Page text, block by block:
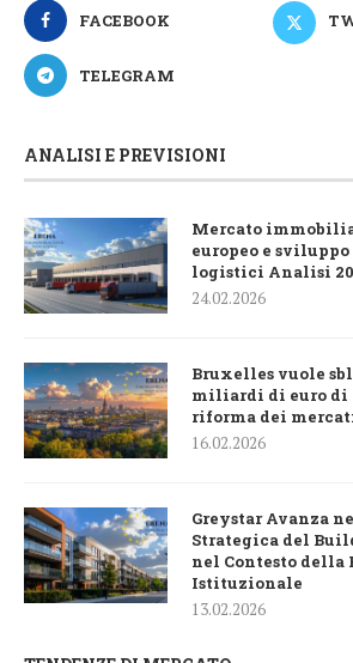
FACEBOOK
TELEGRAM
ANALISI E PREVISIONI
Mercato
europeo e
logistici Analisi
24.02.2026
Bruxelles vuole
miliardi di euro di
riforma dei
16.02.2026
Greystar Avanza
Strategica del
nel Contesto
Istituzionale
13.02.2026